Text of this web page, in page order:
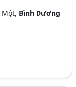
Một, Bình Dương